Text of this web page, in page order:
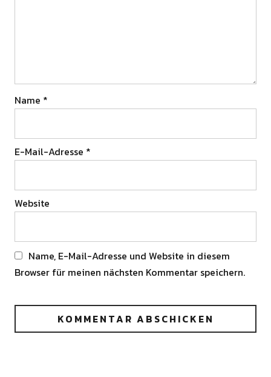
Name *
E-Mail-Adresse *
Website
Name, E-Mail-Adresse und Website in diesem
Browser für meinen nächsten Kommentar speichern.